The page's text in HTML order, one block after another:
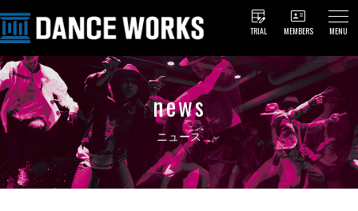
TRIAL MEMBERS MENU
news
ニュース